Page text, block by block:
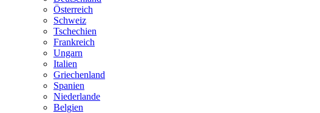
Österreich
Schweiz
Tschechien
Frankreich
Ungarn
Italien
Griechenland
Spanien
Niederlande
Belgien